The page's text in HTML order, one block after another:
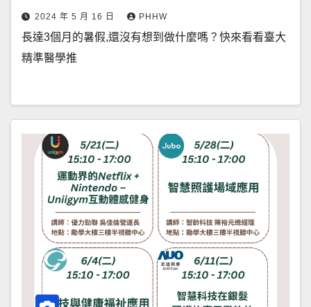
2024 年 5 月 16 日 PHHW
長達3個月的暑假,還沒有想到做什麼嗎？快來看看臺大
精準醫學推